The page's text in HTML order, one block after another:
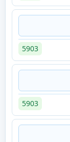
5903
5903